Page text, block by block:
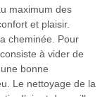
maximum des
et plaisir.
cheminée. Pour
à vider de
bonne
Le nettoyage de la